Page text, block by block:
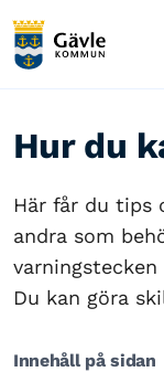
Hur du
Här får du tips
andra som
Du kan göra
Innehåll på sidan